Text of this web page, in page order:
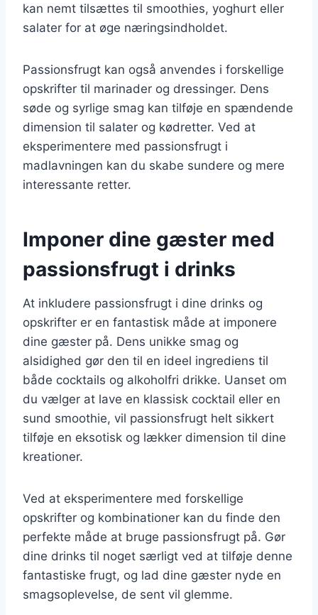
kan nemt tilsættes til smoothies, yoghurt eller
salater for at øge næringsindholdet.
Passionsfrugt kan også anvendes i forskellige
opskrifter til marinader og dressinger. Dens
søde og syrlige smag kan tilføje en spændende
dimension til salater og kødretter. Ved at
eksperimentere med passionsfrugt i
madlavningen kan du skabe sundere og mere
interessante retter.
Imponer dine gæster med
passionsfrugt i drinks
At inkludere passionsfrugt i dine drinks og
opskrifter er en fantastisk måde at imponere
dine gæster på. Dens unikke smag og
alsidighed gør den til en ideel ingrediens til
både cocktails og alkoholfri drikke. Uanset om
du vælger at lave en klassisk cocktail eller en
sund smoothie, vil passionsfrugt helt sikkert
tilføje en eksotisk og lækker dimension til dine
kreationer.
Ved at eksperimentere med forskellige
opskrifter og kombinationer kan du finde den
perfekte måde at bruge passionsfrugt på. Gør
dine drinks til noget særligt ved at tilføje denne
fantastiske frugt, og lad dine gæster nyde en
smagsoplevelse, de sent vil glemme.